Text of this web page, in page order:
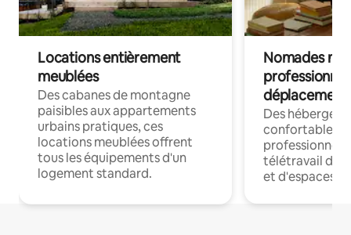
Locations entièrement
meublées
Des cabanes de montagne
paisibles aux appartements
urbains pratiques, ces
locations meublées offrent
tous les équipements d'un
logement standard.
Nomades
déplacement
Des
confortables
professionnels
télétravail
et d'espaces